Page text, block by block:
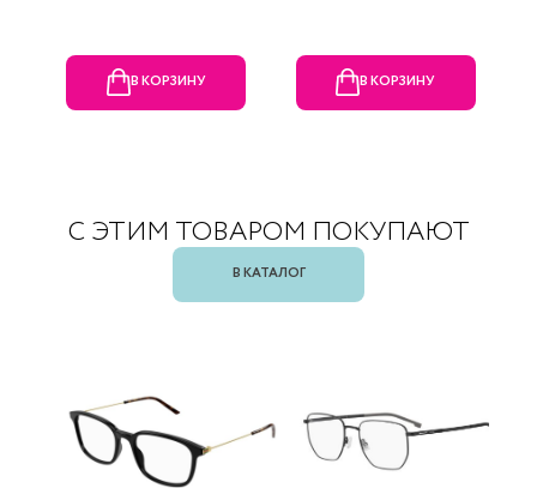
В КОРЗИНУ В КОРЗИНУ
С ЭТИМ ТОВАРОМ ПОКУПАЮТ
В КАТАЛОГ